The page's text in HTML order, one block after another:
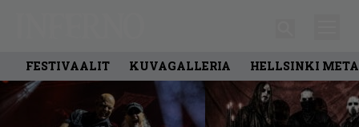
FESTIVAALIT KUVAGALLERIA HELLSINKI